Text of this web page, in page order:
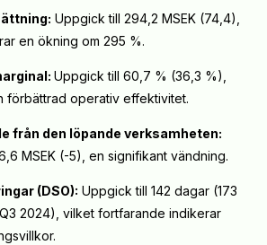
Uppgick till 294,2 MSEK (74,4),
en ökning om 295 %.
Uppgick till 60,7 % (36,3 %),
förbättrad operativ effektivitet.
från den löpande verksamheten:
MSEK (-5), en signifikant vändning.
(DSO): Uppgick till 142 dagar (173
2024), vilket fortfarande indikerar